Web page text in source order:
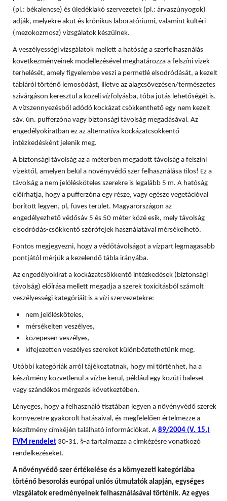
(pl.: békalencse) és üledéklakó szervezetek (pl.: árvaszúnyogok)
adják, melyekre akut és krónikus laboratóriumi, valamint kültéri
(mezokozmosz) vizsgálatok készülnek.
A veszélyességi vizsgálatok mellett a hatóság a szerfelhasználás
következményeinek modellezésével meghatározza a felszíni vizek
terhelését, amely figyelembe veszi a permetlé elsodródását, a kezelt
tábláról történő lemosódást, illetve az alagcsövezésen/természetes
szivárgáson keresztül a közeli vízfolyásba, tóba jutás lehetőségét is.
A vízszennyezésből adódó kockázat csökkenthető egy nem kezelt
sáv, ún. pufferzóna vagy biztonsági távolság megadásával. Az
engedélyokiratban ez az alternatíva kockázatcsökkentő
intézkedésként jelenik meg.
A biztonsági távolság az a méterben megadott távolság a felszíni
vizektől, amelyen belül a növényvédő szer felhasználása tilos! Ez a
távolság a nem jelölésköteles szerekre is legalább 5 m. A hatóság
előírhatja, hogy a pufferzóna egy része, vagy egésze vegetációval
borított legyen, pl, füves terület. Magyarországon az
engedélyezhető védősáv 5 és 50 méter közé esik, mely távolság
elsodródás-csökkentő szórófejek használatával mérsékelhető.
Fontos megjegyezni, hogy a védőtávolságot a vízpart legmagasabb
pontjától mérjük a kezelendő tábla irányába.
Az engedélyokirat a kockázatcsökkentő intézkedések (biztonsági
távolság) előírása mellett megadja a szerek toxicitásból számolt
veszélyességi kategóriáit is a vízi szervezetekre:
nem jelölésköteles,
mérsékelten veszélyes,
közepesen veszélyes,
kifejezetten veszélyes szereket különböztethetünk meg.
Utóbbi kategóriák arról tájékoztatnak, hogy mi történhet, ha a
készítmény közvetlenül a vízbe kerül, például egy közúti baleset
vagy szándékos mérgezés következtében.
Lényeges, hogy a felhasználó tisztában legyen a növényvédő szerek
környezetre gyakorolt hatásaival, és megfelelően értelmezze a
készítmény címkéjén található információkat. A 89/2004 (V. 15.)
FVM rendelet 30-31. §-a tartalmazza a címkézésre vonatkozó
rendelkezéseket.
A növényvédő szer értékelése és a környezeti kategóriába
történő besorolás európai uniós útmutatók alapján, egységes
vizsgálatok eredményeinek felhasználásával történik. Az egyes